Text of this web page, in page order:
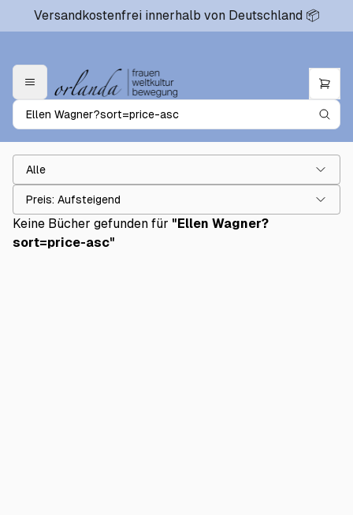
Versandkostenfrei innerhalb von Deutschland 📦
Alle
Keine Bücher gefunden für "Ellen Wagner?
sort=price-asc"
Preis: Aufsteigend